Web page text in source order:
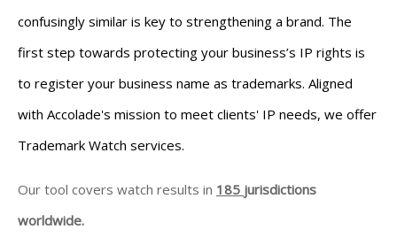
confusingly similar is key to strengthening a brand. The
first step towards protecting your business’s IP rights is
to register your business name as trademarks. Aligned
with Accolade's mission to meet clients' IP needs, we offer
Trademark Watch services.
Our tool covers watch results in 185 jurisdictions
worldwide.